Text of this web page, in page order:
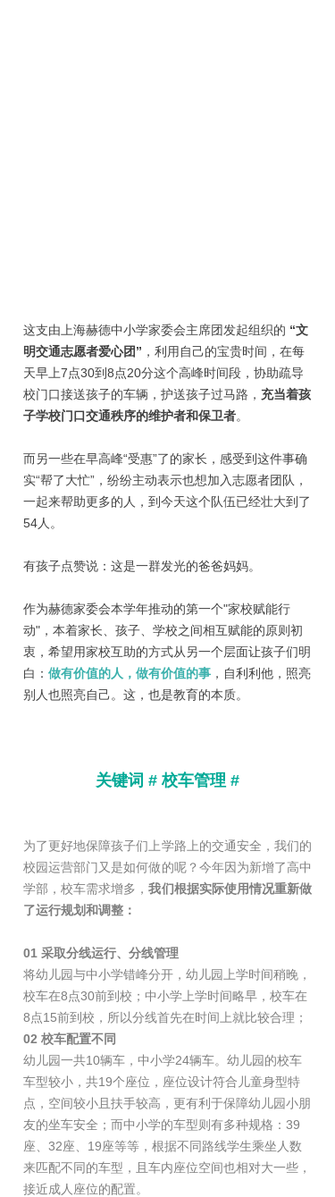
这支由上海赫德中小学家委会主席团发起组织的 “文
明交通志愿者爱心团” ，利用自己的宝贵时间，在每
天早上7点30到8点20分这个高峰时间段，协助疏导
校门口接送孩子的车辆，护送孩子过马路， 充当着孩
子学校门口交通秩序的维护者和保卫者。
而另一些在早高峰“受惠”了的家长，感受到这件事确
实“帮了大忙”，纷纷主动表示也想加入志愿者团队，
一起来帮助更多的人，到今天这个队伍已经壮大到了
54人。
有孩子点赞说：这是一群发光的爸爸妈妈。
作为赫德家委会本学年推动的第一个"家校赋能行
动"，本着家长、孩子、学校之间相互赋能的原则初
衷，希望用家校互助的方式从另一个层面让孩子们明
白： 做有价值的人，做有价值的事 ，自利利他，照亮
别人也照亮自己。这，也是教育的本质。
关键词 # 校车管理 #
为了更好地保障孩子们上学路上的交通安全，我们的
校园运营部门又是如何做的呢？今年因为新增了高中
学部，校车需求增多，我们根据实际使用情况重新做
了运行规划和调整：
01 采取分线运行、分线管理
将幼儿园与中小学错峰分开，幼儿园上学时间稍晚，
校车在8点30前到校；中小学上学时间略早，校车在
8点15前到校，所以分线首先在时间上就比较合理；
02 校车配置不同
幼儿园一共10辆车，中小学24辆车。幼儿园的校车
车型较小，共19个座位，座位设计符合儿童身型特
点，空间较小且扶手较高，更有利于保障幼儿园小朋
友的坐车安全；而中小学的车型则有多种规格：39
座、32座、19座等等，根据不同路线学生乘坐人数
来匹配不同的车型，且车内座位空间也相对大一些，
接近成人座位的配置。